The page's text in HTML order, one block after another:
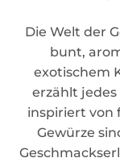
Die Welt der
bunt,
exotischem
erzählt jedes
inspiriert von
Gewürze